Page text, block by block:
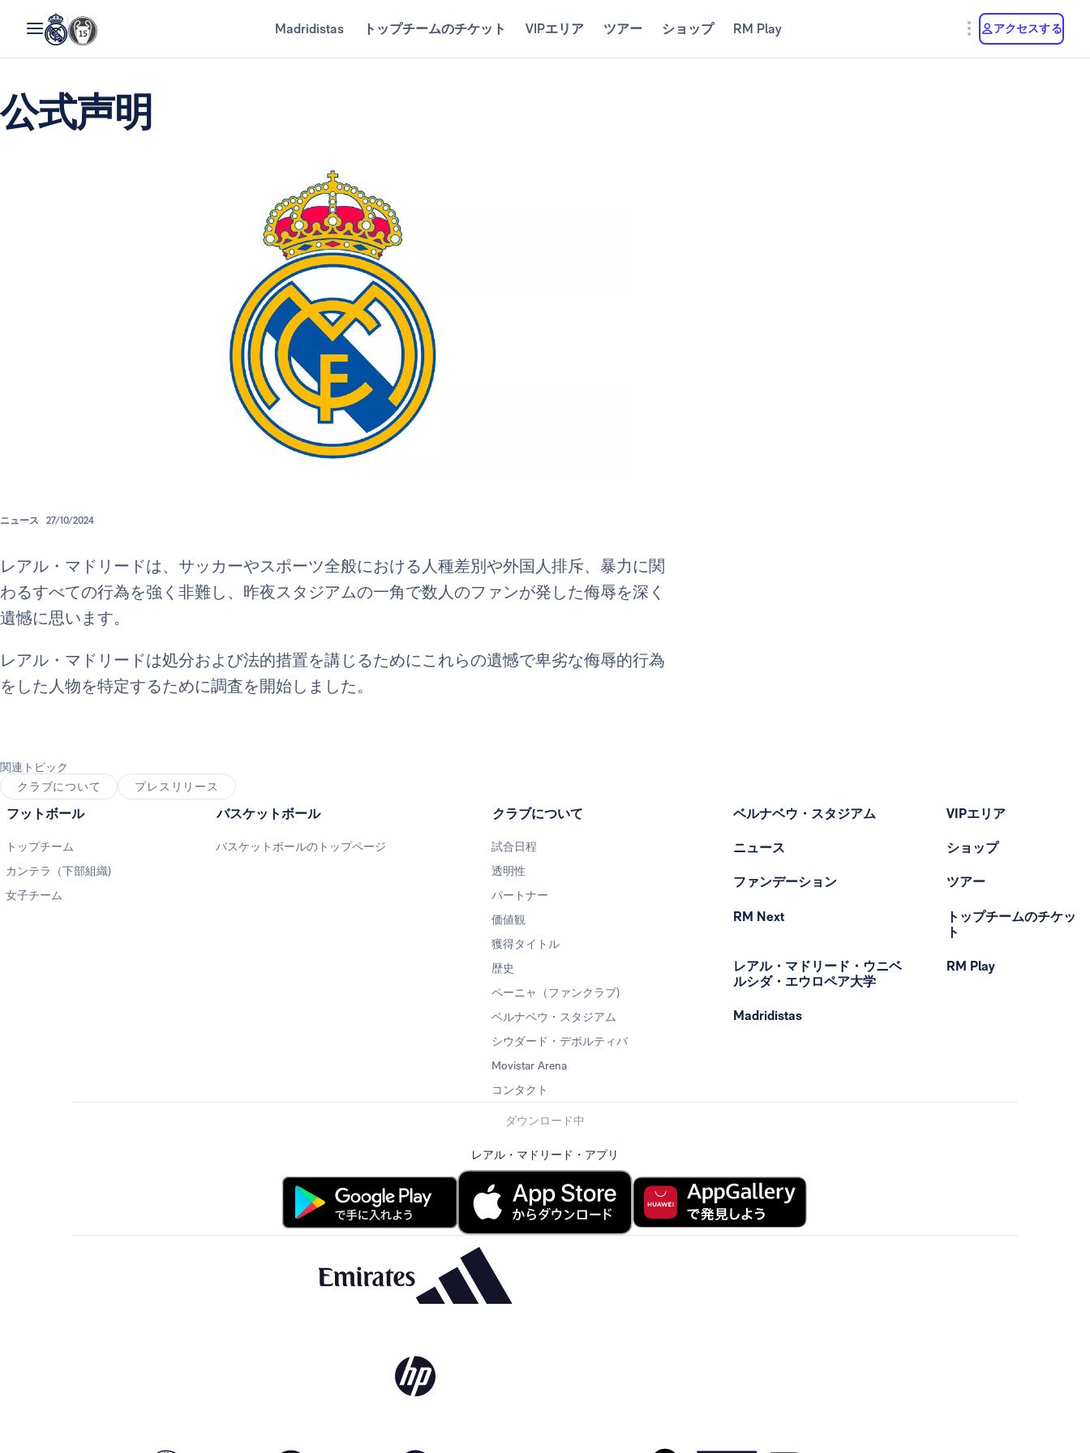
Madridistas トップチームのチケット VIPエリア ツアー ショップ RM Play アクセスする
公式声明
ニュース 27/10/2024
レアル・マドリードは、サッカーやスポーツ全般における人種差別や外国人排斥、暴力に関
わるすべての行為を強く非難し、昨夜スタジアムの一角で数人のファンが発した侮辱を深く
遺憾に思います。
レアル・マドリードは処分および法的措置を講じるためにこれらの遺憾で卑劣な侮辱的行為
をした人物を特定するために調査を開始しました。
関連トピック
クラブについて
プレスリリース
フットボール
トップチーム
カンテラ（下部組織)
女子チーム
バスケットボール
バスケットボールのトップページ
クラブについて
試合日程
透明性
パートナー
価値観
獲得タイトル
歴史
ペーニャ（ファンクラブ)
ベルナベウ・スタジアム
シウダード・デポルティバ
Movistar Arena
コンタクト
ベルナベウ・スタジアム
ニュース
ファンデーション
RM Next
レアル・マドリード・ウニベ
ルシダ・エウロペア大学
Madridistas
VIPエリア
ショップ
ツアー
トップチームのチケッ
ト
RM Play
ダウンロード中
レアル・マドリード・アプリ